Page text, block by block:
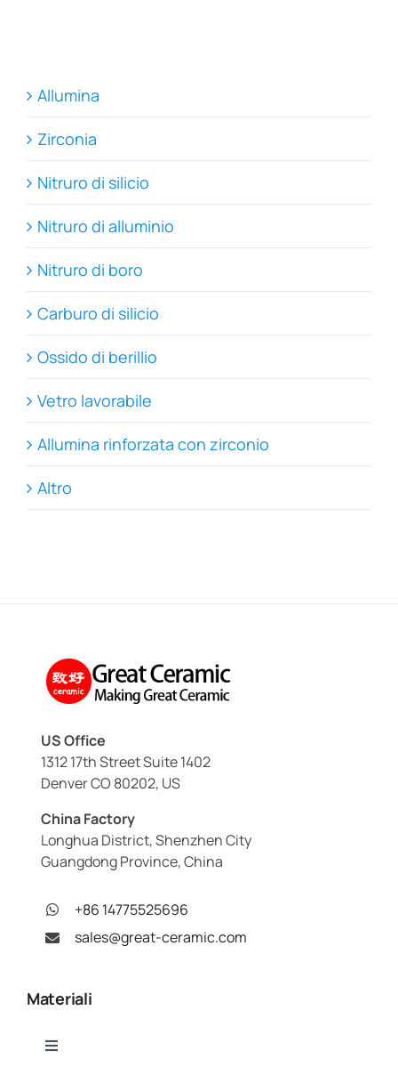
Allumina
Zirconia
Nitruro di silicio
Nitruro di alluminio
Nitruro di boro
Carburo di silicio
Ossido di berillio
Vetro lavorabile
Allumina rinforzata con zirconio
Altro
US Office
1312 17th Street Suite 1402
Denver CO 80202, US
China Factory
Longhua District, Shenzhen City
Guangdong Province, China
+86 14775525696
sales@great-ceramic.com
Materiali
Toggle